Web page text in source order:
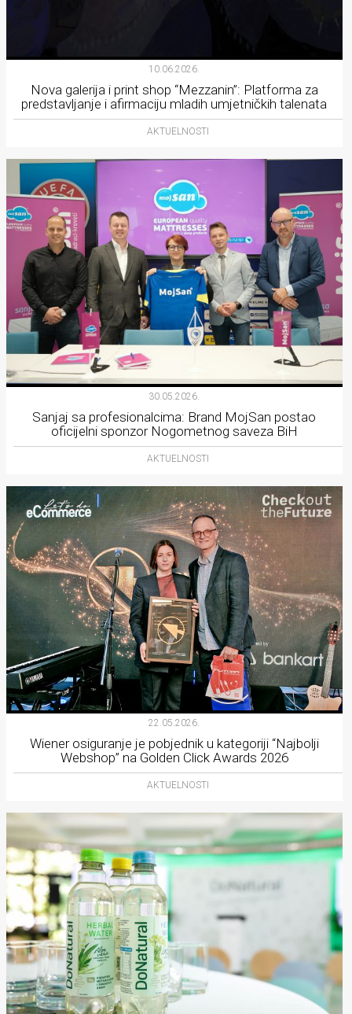
10.06.2026.
Nova galerija i print shop “Mezzanin”: Platforma za
predstavljanje i afirmaciju mladih umjetničkih talenata
AKTUELNOSTI
30.05.2026.
Sanjaj sa profesionalcima: Brand MojSan postao
oficijelni sponzor Nogometnog saveza BiH
AKTUELNOSTI
22.05.2026.
Wiener osiguranje je pobjednik u kategoriji “Najbolji
Webshop” na Golden Click Awards 2026
AKTUELNOSTI